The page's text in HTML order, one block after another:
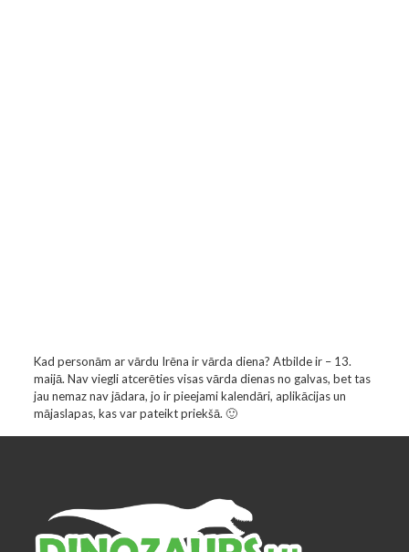
Kad personām ar vārdu Irēna ir vārda diena? Atbilde ir – 13.
maijā. Nav viegli atcerēties visas vārda dienas no galvas, bet tas
jau nemaz nav jādara, jo ir pieejami kalendāri, aplikācijas un
mājaslapas, kas var pateikt priekšā. 🙂